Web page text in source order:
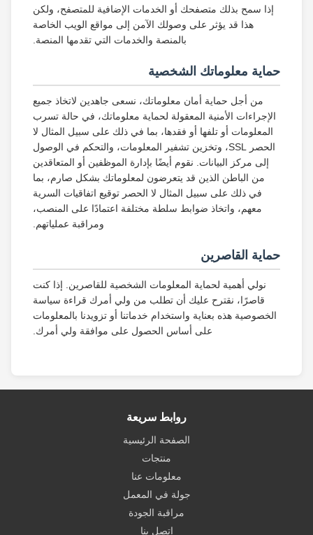
إذا سمح بذلك متصفحك أو الخدمات الإضافية للمتصفح، ولكن
هذا قد يؤثر على وصولك الآمن إلى مواقع الويب الخاصة
بالمنصة والخدمات التي تقدمها المنصة.
حماية معلوماتك الشخصية
من أجل حماية أمان معلوماتك، نسعى جاهدين لاتخاذ جميع
الإجراءات الأمنية المعقولة لحماية معلوماتك، في حالة تسرب
المعلومات أو تلفها أو فقدها، بما في ذلك على سبيل المثال لا
الحصر SSL، وتخزين تشفير المعلومات، والتحكم في الوصول
إلى مركز البيانات. نقوم أيضًا بإدارة الموظفين أو المتعاقدين
من الباطن الذين قد يتعرضون لمعلوماتك بشكل صارم، بما
في ذلك على سبيل المثال لا الحصر توقيع اتفاقيات السرية
معهم، واتخاذ ضوابط سلطة مختلفة اعتمادًا على المنصب،
ومراقبة عملياتهم.
حماية القاصرين
نولي أهمية لحماية المعلومات الشخصية للقاصرين. إذا كنت
قاصرًا، نقترح عليك أن تطلب من ولي أمرك قراءة سياسة
الخصوصية هذه بعناية واستخدام خدماتنا أو تزويدنا بالمعلومات
على أساس الحصول على موافقة ولي أمرك.
روابط سريعة
الصفحة الرئيسية
منتجات
معلومات عنا
جولة في المعمل
مراقبة الجودة
اتصل بنا